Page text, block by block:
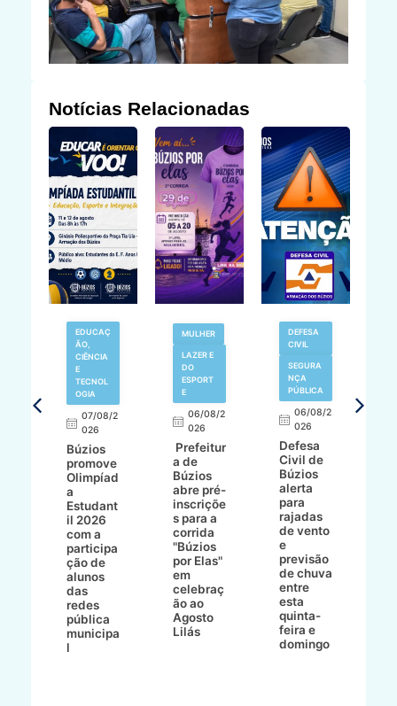
Notícias Relacionadas
EDUCAÇ
ÃO,
CIÊNCIA
E
TECNOL
OGIA
07/08/2
026
Búzios
promove
Olimpíad
a
Estudant
il 2026
com a
participa
ção de
alunos
das
redes
pública
municipa
l
MULHER
LAZER E
DO
ESPORT
E
06/08/2
026
Prefeitur
a de
Búzios
abre pré-
inscriçõe
s para a
corrida
"Búzios
por Elas"
em
celebraç
ão ao
Agosto
Lilás
DEFESA
CIVIL
SEGURA
NÇA
PÚBLICA
06/08/2
026
Defesa
Civil de
Búzios
alerta
para
rajadas
de vento
e
previsão
de chuva
entre
esta
quinta-
feira e
domingo